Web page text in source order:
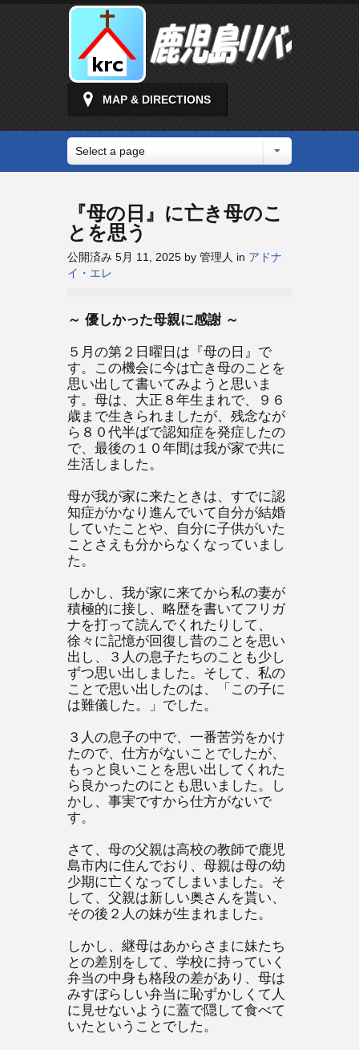
MAP & DIRECTIONS
Select a page
『母の日』に亡き母のこ
とを思う
公開済み 5月 11, 2025 by 管理人 in アドナ
イ・エレ
～ 優しかった母親に感謝 ～
５月の第２日曜日は『母の日』で
す。この機会に今は亡き母のことを
思い出して書いてみようと思いま
す。母は、大正８年生まれで、９６
歳まで生きられましたが、残念なが
ら８０代半ばで認知症を発症したの
で、最後の１０年間は我が家で共に
生活しました。
母が我が家に来たときは、すでに認
知症がかなり進んでいて自分が結婚
していたことや、自分に子供がいた
ことさえも分からなくなっていまし
た。
しかし、我が家に来てから私の妻が
積極的に接し、略歴を書いてフリガ
ナを打って読んでくれたりして、
徐々に記憶が回復し昔のことを思い
出し、３人の息子たちのことも少し
ずつ思い出しました。そして、私の
ことで思い出したのは、「この子に
は難儀した。」でした。
３人の息子の中で、一番苦労をかけ
たので、仕方がないことでしたが、
もっと良いことを思い出してくれた
ら良かったのにとも思いました。し
かし、事実ですから仕方がないで
す。
さて、母の父親は高校の教師で鹿児
島市内に住んでおり、母親は母の幼
少期に亡くなってしまいました。そ
して、父親は新しい奥さんを貰い、
その後２人の妹が生まれました。
しかし、継母はあからさまに妹たち
との差別をして、学校に持っていく
弁当の中身も格段の差があり、母は
みすぼらしい弁当に恥ずかしくて人
に見せないように蓋で隠して食べて
いたということでした。